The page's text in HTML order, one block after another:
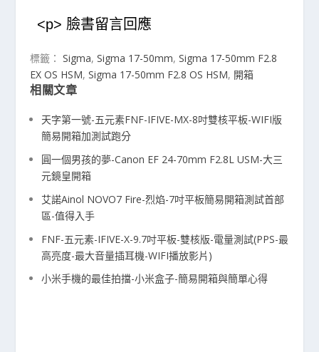
<p> 臉書留言回應
標籤：Sigma,Sigma 17-50mm,Sigma 17-50mm F2.8
EX OS HSM,Sigma 17-50mm F2.8 OS HSM, 開箱
相關文章
天字第一號-五元素FNF-IFIVE-MX-8吋雙核平板-WIFI版
簡易開箱加測試跑分
圓一個男孩的夢-Canon EF 24-70mm F2.8L USM-大三
元鏡皇開箱
艾諾Ainol NOVO7 Fire-烈焰-7吋平板簡易開箱測試首部
區-值得入手
FNF-五元素-IFIVE-X-9.7吋平板-雙核版-電量測試(PPS-最
高亮度-最大音量插耳機-WIFI播放影片)
小米手機的最佳拍擋-小米盒子-簡易開箱與簡單心得